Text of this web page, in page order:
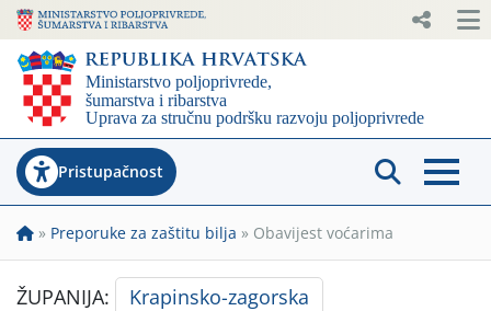
Pristupačnost
» Preporuke za zaštitu bilja » Obavijest voćarima
ŽUPANIJA: Krapinsko-zagorska